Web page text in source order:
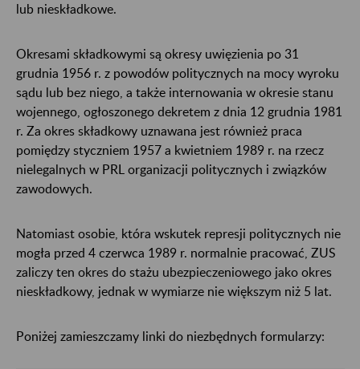
lub nieskładkowe.
Okresami składkowymi są okresy uwięzienia po 31
grudnia 1956 r. z powodów politycznych na mocy wyroku
sądu lub bez niego, a także internowania w okresie stanu
wojennego, ogłoszonego dekretem z dnia 12 grudnia 1981
r. Za okres składkowy uznawana jest również praca
pomiędzy styczniem 1957 a kwietniem 1989 r. na rzecz
nielegalnych w PRL organizacji politycznych i związków
zawodowych.
Natomiast osobie, która wskutek represji politycznych nie
mogła przed 4 czerwca 1989 r. normalnie pracować, ZUS
zaliczy ten okres do stażu ubezpieczeniowego jako okres
nieskładkowy, jednak w wymiarze nie większym niż 5 lat.
Poniżej zamieszczamy linki do niezbędnych formularzy: